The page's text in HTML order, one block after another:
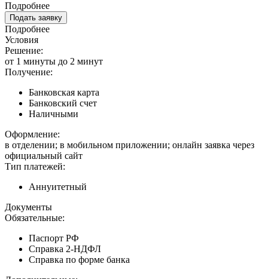
Подробнее
Подать заявку
Подробнее
Условия
Решение:
от 1 минуты до 2 минут
Получение:
Банковская карта
Банковский счет
Наличными
Оформление:
в отделении; в мобильном приложении; онлайн заявка через
официальный сайт
Тип платежей:
Аннуитетный
Документы
Обязательные:
Паспорт РФ
Справка 2-НДФЛ
Справка по форме банка